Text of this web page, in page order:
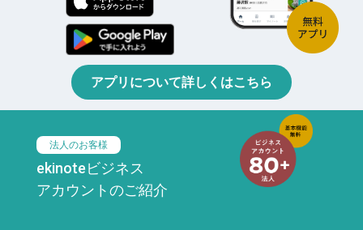
アプリについて詳しくはこちら
法人のお客様
ekinoteビジネス
アカウントのご紹介